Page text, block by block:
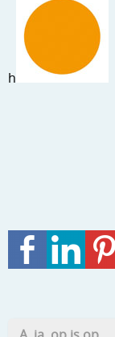
Template,
Wat nog, een
h